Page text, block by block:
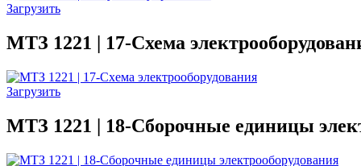
Загрузить
МТЗ 1221 | 17-Схема
Загрузить
МТЗ 1221 | 18-Сборочные единицы